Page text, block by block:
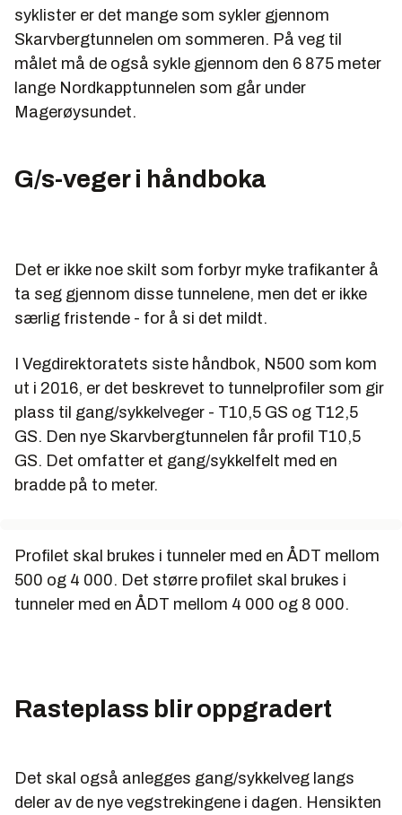
syklister er det mange som sykler gjennom
Skarvbergtunnelen om sommeren. På veg til
målet må de også sykle gjennom den 6 875 meter
lange Nordkapptunnelen som går under
Magerøysundet.
G/s-veger i håndboka
Det er ikke noe skilt som forbyr myke trafikanter å
ta seg gjennom disse tunnelene, men det er ikke
særlig fristende - for å si det mildt.
I Vegdirektoratets siste håndbok, N500 som kom
ut i 2016, er det beskrevet to tunnelprofiler som gir
plass til gang/sykkelveger - T10,5 GS og T12,5
GS. Den nye Skarvbergtunnelen får profil T10,5
GS. Det omfatter et gang/sykkelfelt med en
bradde på to meter.
Profilet skal brukes i tunneler med en ÅDT mellom
500 og 4 000. Det større profilet skal brukes i
tunneler med en ÅDT mellom 4 000 og 8 000.
Rasteplass blir oppgradert
Det skal også anlegges gang/sykkelveg langs
deler av de nye vegstrekingene i dagen. Hensikten